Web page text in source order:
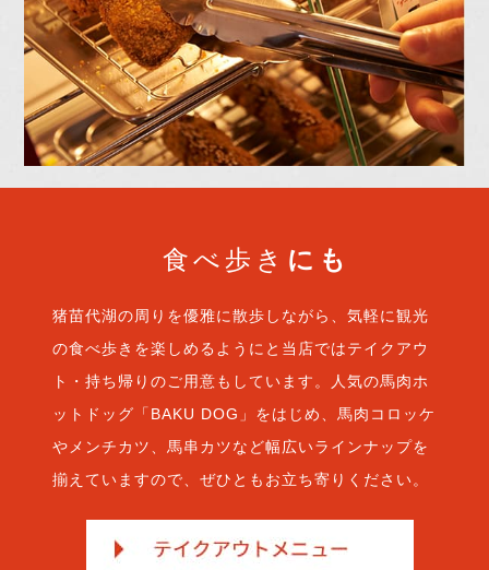
食べ歩き にも
猪苗代湖の周りを優雅に散歩しながら、気軽に観光
の食べ歩きを楽しめるようにと当店ではテイクアウ
ト・持ち帰りのご用意もしています。人気の馬肉ホ
ットドッグ「BAKU DOG」をはじめ、馬肉コロッケ
やメンチカツ、馬串カツなど幅広いラインナップを
揃えていますので、ぜひともお立ち寄りください。